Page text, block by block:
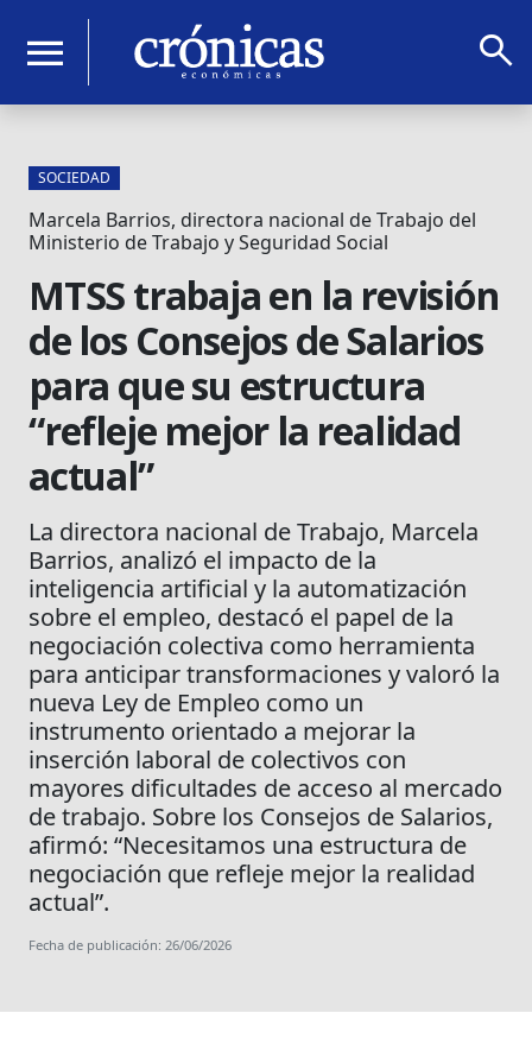
menu search
SOCIEDAD
Marcela Barrios, directora nacional de Trabajo del
Ministerio de Trabajo y Seguridad Social
MTSS trabaja en la revisión
de los Consejos de Salarios
para que su estructura
“refleje mejor la realidad
actual”
La directora nacional de Trabajo, Marcela
Barrios, analizó el impacto de la
inteligencia artificial y la automatización
sobre el empleo, destacó el papel de la
negociación colectiva como herramienta
para anticipar transformaciones y valoró la
nueva Ley de Empleo como un
instrumento orientado a mejorar la
inserción laboral de colectivos con
mayores dificultades de acceso al mercado
de trabajo. Sobre los Consejos de Salarios,
afirmó: “Necesitamos una estructura de
negociación que refleje mejor la realidad
actual”.
Fecha de publicación: 26/06/2026